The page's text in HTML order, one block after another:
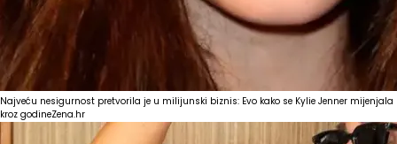
Najveću nesigurnost pretvorila je u milijunski biznis: Evo kako se Kylie Jenner mijenjala
kroz godineZena.hr